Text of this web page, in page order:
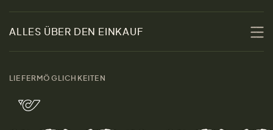
Nachhaltigkeit
Kontakt
Marken
Sale
Damen
Herren
Wohnen
ALLES ÜBER DEN EINKAUF
LIEFERMÖGLICHKEITEN